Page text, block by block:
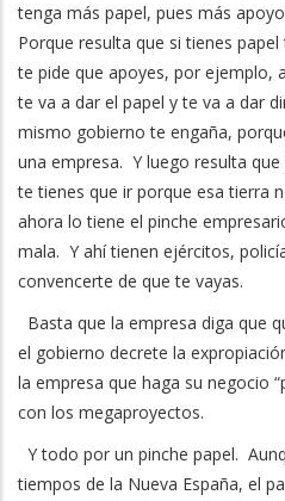
tenga más papel, pues más
Porque resulta que si tienes
te pide que apoyes, por ejemplo,
te va a dar el papel y te va a dar
mismo gobierno te engaña,
una empresa. Y luego resulta
te tienes que ir porque esa tierra
ahora lo tiene el pinche
mala. Y ahí tienen ejércitos,
convencerte de que te vayas.
Basta que la empresa diga que
el gobierno decrete la
la empresa que haga su negocio
con los megaproyectos.
Y todo por un pinche papel.
tiempos de la Nueva España, el